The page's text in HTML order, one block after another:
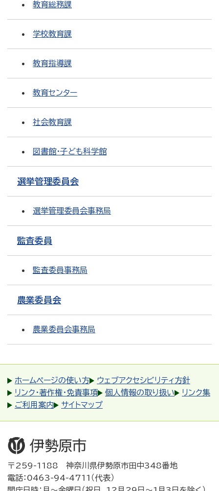
教育総務課
学校教育課
教育指導課
教育センター
社会教育課
図書館・子ども科学館
選挙管理委員会
選挙管理委員会事務局
監査委員
監査委員事務局
農業委員会
農業委員会事務局
ホームページの使い方
ウェブアクセシビリティ方針
リンク・著作権・免責事項
個人情報の取り扱い
リンク集
ご利用案内
サイトマップ
〒259-1188 神奈川県伊勢原市田中348番地
電話：0463-94-4711（代表）